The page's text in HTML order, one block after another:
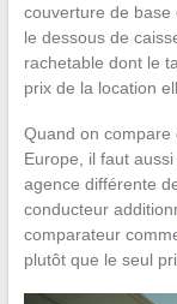
couverture de base
le dessous de
rachetable dont le
prix de la location
Quand on compare
Europe, il faut
agence différente
conducteur
comparateur
plutôt que le seul